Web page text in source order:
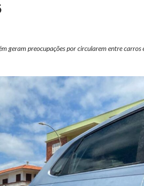
geram preocupações por circularem entre carros